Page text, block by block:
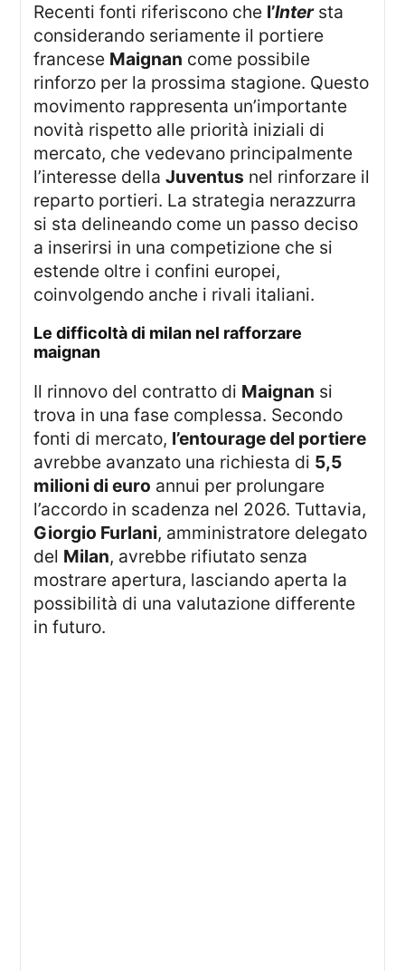
Recenti fonti riferiscono che l’Intersta
considerando seriamente il portiere
francese Maignan come possibile
rinforzo per la prossima stagione. Questo
movimento rappresenta un’importante
novità rispetto alle priorità iniziali di
mercato, che vedevano principalmente
l’interesse dellaJuventus nel rinforzare il
reparto portieri. La strategia nerazzurra
si sta delineando come un passo deciso
a inserirsi in una competizione che si
estende oltre i confini europei,
coinvolgendo anche i rivali italiani.
le difficoltà di milan nel rafforzare
maignan
Il rinnovo del contratto di Maignan si
trova in una fase complessa. Secondo
fonti di mercato, l’entourage del portiere
avrebbe avanzato una richiesta di 5,5
milioni di euro annui per prolungare
l’accordo in scadenza nel 2026. Tuttavia,
Giorgio Furlani, amministratore delegato
del Milan, avrebbe rifiutato senza
mostrare apertura, lasciando aperta la
possibilità di una valutazione differente
in futuro.